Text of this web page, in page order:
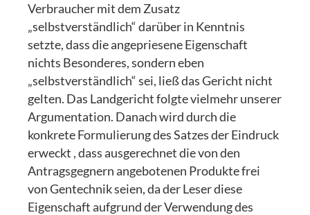
Verbraucher mit dem Zusatz
„selbstverständlich“ darüber in Kenntnis
setzte, dass die angepriesene Eigenschaft
nichts Besonderes, sondern eben
„selbstverständlich“ sei, ließ das Gericht nicht
gelten. Das Landgericht folgte vielmehr unserer
Argumentation. Danach wird durch die
konkrete Formulierung des Satzes der Eindruck
erweckt , dass ausgerechnet die von den
Antragsgegnern angebotenen Produkte frei
von Gentechnik seien, da der Leser diese
Eigenschaft aufgrund der Verwendung des